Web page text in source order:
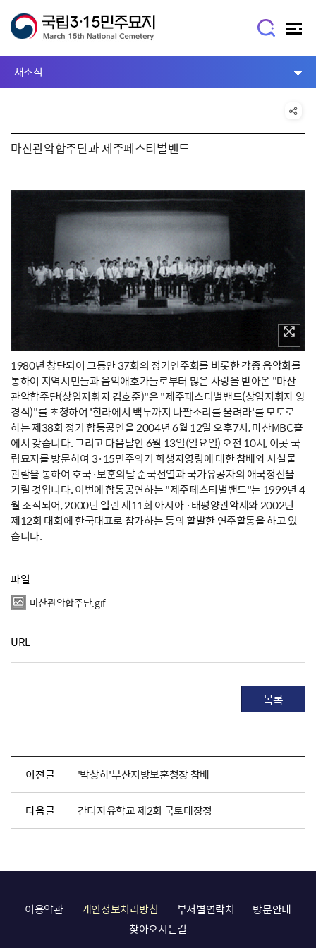
새소식
마산관악합주단과 제주페스티벌밴드
1980년 창단되어 그동안 37회의 정기연주회를 비롯한 각종 음악회를
통하여 지역시민들과 음악애호가들로부터 많은 사랑을 받아온 "마산
관악합주단(상임지휘자 김호준)"은 "제주페스티벌밴드(상임지휘자 양
경식)"를 초청하여 '한라에서 백두까지 나팔소리를 울려라'를 모토로
하는 제38회 정기 합동공연을 2004년 6월 12일 오후7시, 마산MBC홀
에서 갖습니다. 그리고 다음날인 6월 13일(일요일) 오전 10시, 이곳 국
립묘지를 방문하여 3·15민주의거 희생자영령에 대한 참배와 시설물
관람을 통하여 호국·보훈의달 순국선열과 국가유공자의 애국정신을
기릴 것입니다. 이번에 합동공연하는 "제주페스티벌밴드"는 1999년 4
월 조직되어, 2000년 열린 제11회 아시아 ·태평양관악제와 2002년
제12회 대회에 한국대표로 참가하는 등의 활발한 연주활동을 하고 있
습니다.
파일
마산관악합주단.gif
URL
목록
이전글 '박상하'부산지방보훈청장 참배
다음글 간디자유학교 제2회 국토대장정
이용약관 개인정보처리방침 부서별연락처
방문안내
찾아오시는길